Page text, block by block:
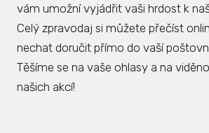
vám umožní vyjádřit vaši hrdost k
Celý zpravodaj si můžete přečíst
nechat doručit přímo do vaší
Těšíme se na vaše ohlasy a na
našich akcí!